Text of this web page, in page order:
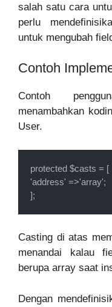
salah satu cara
perlu
untuk mengubah
Contoh
Contoh
menambahkan
User.
protected $casts = [
'address' =>'array';
];
Casting di atas
menandai kalau
berupa array saat
Dengan